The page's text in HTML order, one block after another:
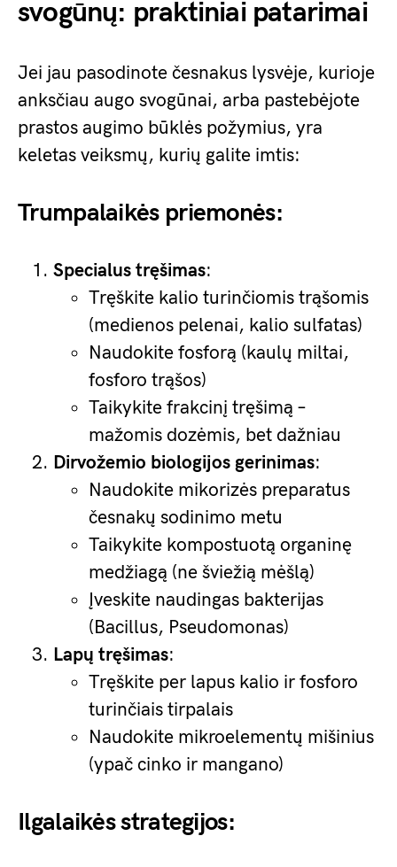
svogūnų: praktiniai patarimai
Jei jau pasodinote česnakus lysvėje, kurioje
anksčiau augo svogūnai, arba pastebėjote
prastos augimo būklės požymius, yra
keletas veiksmų, kurių galite imtis:
Trumpalaikės priemonės:
Specialus tręšimas:
Tręškite kalio turinčiomis trąšomis
(medienos pelenai, kalio sulfatas)
Naudokite fosforą (kaulų miltai,
fosforo trąšos)
Taikykite frakcinį tręšimą –
mažomis dozėmis, bet dažniau
Dirvožemio biologijos gerinimas:
Naudokite mikorizės preparatus
česnakų sodinimo metu
Taikykite kompostuotą organinę
medžiagą (ne šviežią mėšlą)
Įveskite naudingas bakterijas
(Bacillus, Pseudomonas)
Lapų tręšimas:
Tręškite per lapus kalio ir fosforo
turinčiais tirpalais
Naudokite mikroelementų mišinius
(ypač cinko ir mangano)
Ilgalaikės strategijos: